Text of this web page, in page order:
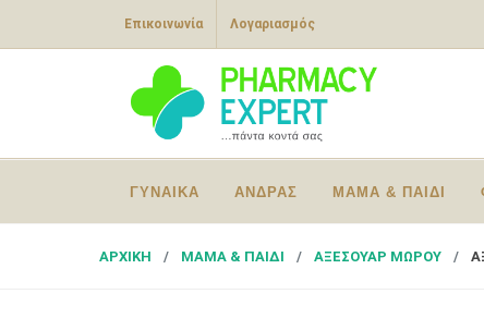
Επικοινωνία Λογαριασμός
ΓΥΝΑΙΚΑ ΑΝΔΡΑΣ ΜΑΜΑ & ΠΑΙΔΙ
ΑΡΧΙΚΗ ΜΑΜΑ & ΠΑΙΔΙ ΑΞΕΣΟΥΑΡ ΜΩΡΟΥ